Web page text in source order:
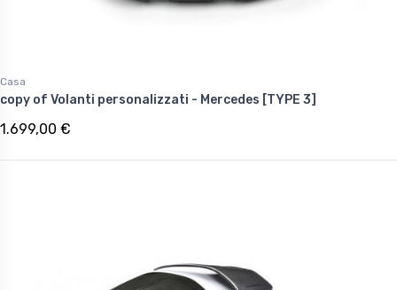
Casa
copy of Volanti personalizzati - Mercedes [TYPE 3]
1.699,00 €